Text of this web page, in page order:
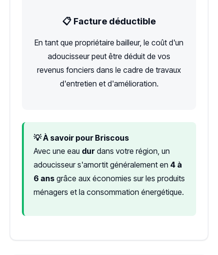
📋 Facture déductible
En tant que propriétaire bailleur, le coût d'un
adoucisseur peut être déduit de vos
revenus fonciers dans le cadre de travaux
d'entretien et d'amélioration.
💡 À savoir pour Briscous
Avec une eau dur dans votre région, un
adoucisseur s'amortit généralement en 4 à
6 ans grâce aux économies sur les produits
ménagers et la consommation énergétique.